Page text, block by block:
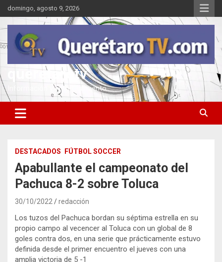
Saltar
al
contenido
domingo, agosto 9, 2026
queretarotv
Información y entretenimiento
DESTACADOS FÚTBOL SOCCER
Apabullante el campeonato del
Pachuca 8-2 sobre Toluca
30/10/2022 redacción
Los tuzos del Pachuca bordan su séptima estrella en su
propio campo al vecencer al Toluca con un global de 8
goles contra dos, en una serie que prácticamente estuvo
definida desde el primer encuentro el jueves con una
amplia victoria de 5 -1